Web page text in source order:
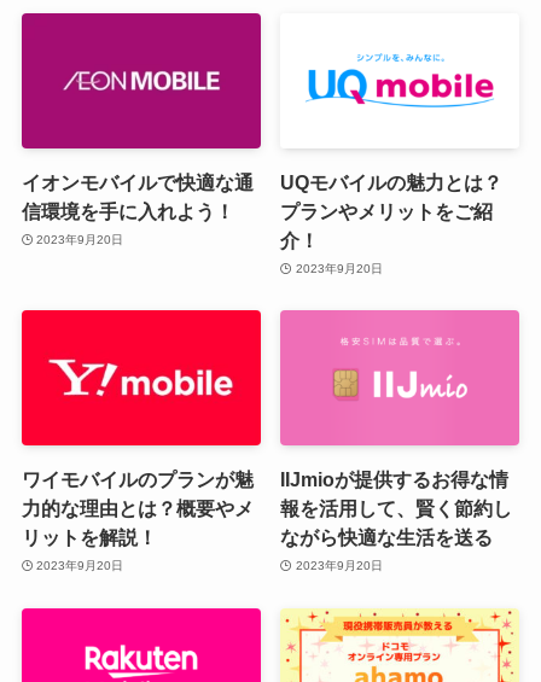
イオンモバイルで快適な通
信環境を手に入れよう！
2023年9月20日
UQモバイルの魅力とは？
プランやメリットをご紹
介！
2023年9月20日
ワイモバイルのプランが魅
力的な理由とは？概要やメ
リットを解説！
2023年9月20日
IIJmioが提供するお得な情
報を活用して、賢く節約し
ながら快適な生活を送る
2023年9月20日